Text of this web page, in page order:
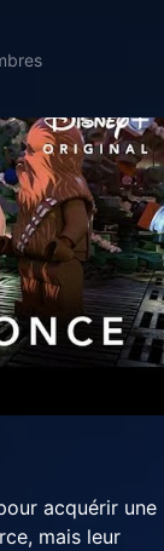
acquérir une
mais leur